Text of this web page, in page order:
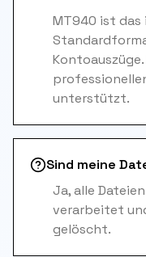
MT940 ist das
unterstützt.
Sind meine
Ja, alle
verarbeitet
gelöscht.